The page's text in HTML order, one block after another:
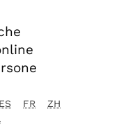
ES FR
ZH